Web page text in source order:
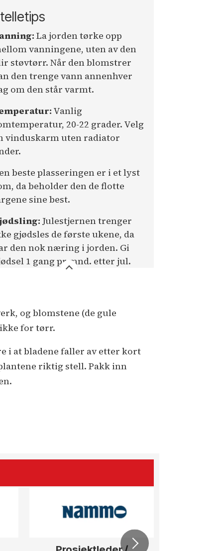
La jorden tørke opp
vanningene, uten av den
støvtørr. Når den blomstrer
den trenge vann annenhver
om den står varmt.
Vanlig
20-22 grader. Velg
vinduskarm uten radiator
beste plasseringen er i et lyst
da beholder den de flotte
sine best.
Julestjernen trenger
gjødsles de første ukene, da
den nok næring i jorden. Gi
1 gang pr mnd. etter jul.
og blomstene (de gule
for tørr.
i at bladene faller av etter kort
riktig stell. Pakk inn